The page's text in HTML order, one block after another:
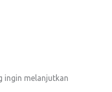
ingin melanjutkan